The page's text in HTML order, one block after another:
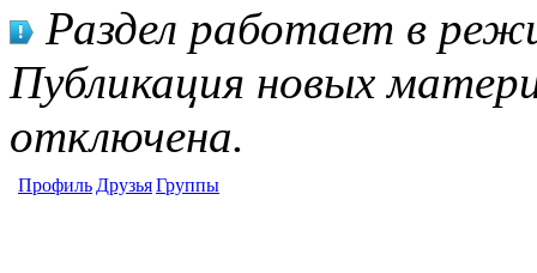
Раздел работает в
Публикация новых
отключена.
Профиль ДрузьяГруппы